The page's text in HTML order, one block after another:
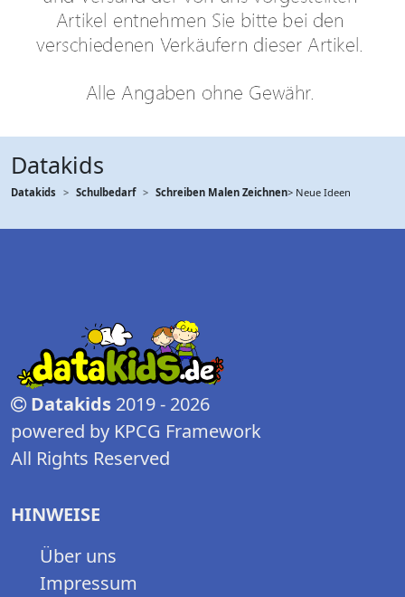
Datakids
Datakids Schulbedarf Schreiben Malen Zeichnen> Neue Ideen
Datakids 2019 - 2026
powered by KPCG Framework
All Rights Reserved
HINWEISE
Über uns
Impressum